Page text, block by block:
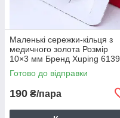
Маленькі сережки-кільця з
медичного золота Розмір
10×3 мм Бренд Xuping 6139
Готово до відправки
190 ₴/пара